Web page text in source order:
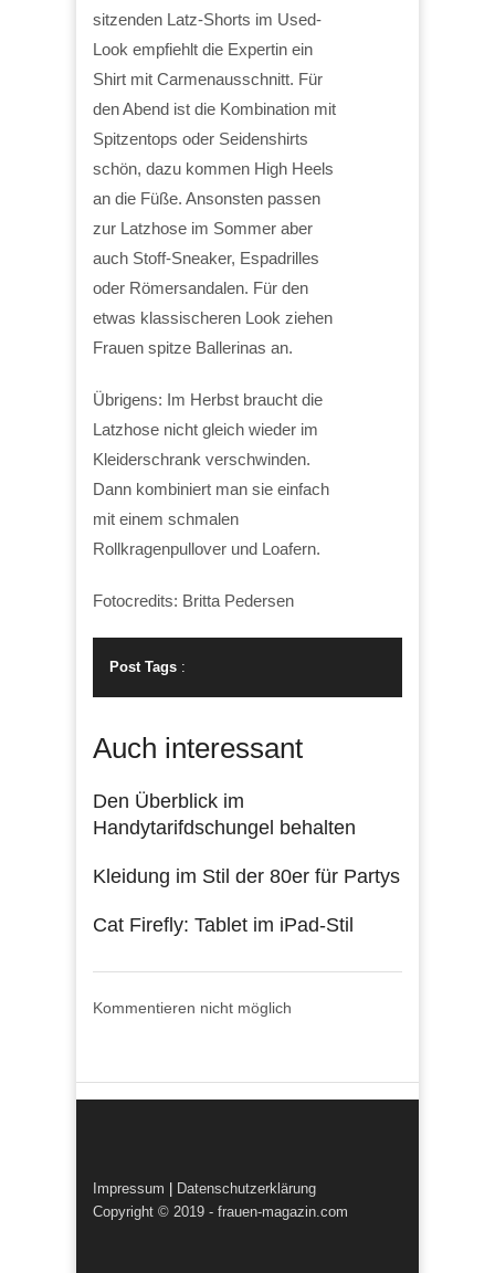
sitzenden Latz-Shorts im Used-
Look empfiehlt die Expertin ein
Shirt mit Carmenausschnitt. Für
den Abend ist die Kombination mit
Spitzentops oder Seidenshirts
schön, dazu kommen High Heels
an die Füße. Ansonsten passen
zur Latzhose im Sommer aber
auch Stoff-Sneaker, Espadrilles
oder Römersandalen. Für den
etwas klassischeren Look ziehen
Frauen spitze Ballerinas an.
Übrigens: Im Herbst braucht die
Latzhose nicht gleich wieder im
Kleiderschrank verschwinden.
Dann kombiniert man sie einfach
mit einem schmalen
Rollkragenpullover und Loafern.
Fotocredits: Britta Pedersen
Post Tags :
Auch interessant
Den Überblick im
Handytarifdschungel behalten
Kleidung im Stil der 80er für Partys
Cat Firefly: Tablet im iPad-Stil
Kommentieren nicht möglich
Impressum
Datenschutzerklärung
Copyright © 2019 - frauen-magazin.com